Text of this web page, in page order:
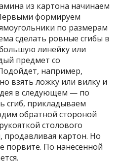
из картона начинаем
формируем
по размерам
сделать ровные сгибы в
линейку или
предмет со
например,
взять ложку или вилку и
в следующем — по
сгиб, прикладываем
обратной стороной
столового
продавливая картон. Но
порвите. По нанесенной